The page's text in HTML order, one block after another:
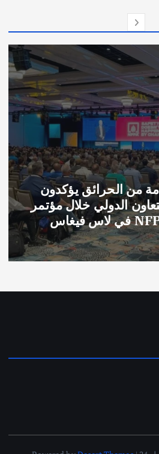
من الحرائق يؤكدون
الدولي خلال مؤتمر